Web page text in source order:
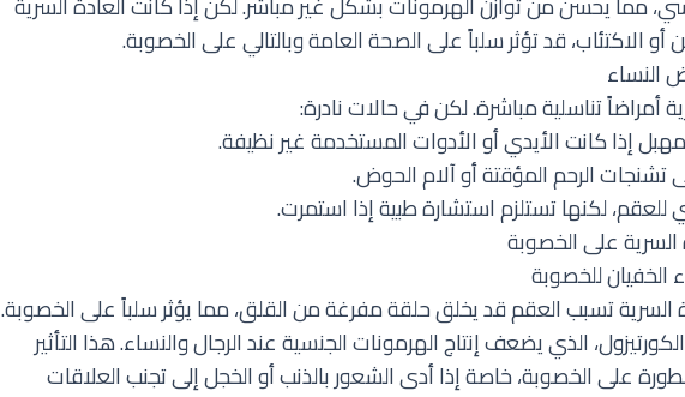
أو الاكتئاب، قد تؤثر سلباً على الصحة العامة وبالتالي على الخصوبة.
النساء
أمراضاً تناسلية مباشرة. لكن في حالات نادرة:
إذا كانت الأيدي أو الأدوات المستخدمة غير نظيفة.
تشنجات الرحم المؤقتة أو آلام الحوض.
للعقم، لكنها تستلزم استشارة طبية إذا استمرت.
السرية على الخصوبة
الخفيان للخصوبة
السرية تسبب العقم قد يخلق حلقة مفرغة من القلق، مما يؤثر سلباً على الخصوبة.
الذي يضعف إنتاج الهرمونات الجنسية عند الرجال والنساء. هذا التأثير
على الخصوبة، خاصة إذا أدى الشعور بالذنب أو الخجل إلى تجنب العلاقات